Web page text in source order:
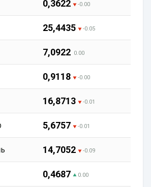
0,3622 -0.00
25,4435 -0.05
7,0922 0.00
0,9118 -0.00
16,8713 -0.01
5,6757 -0.01
14,7052 -0.09
0,4687 0.00